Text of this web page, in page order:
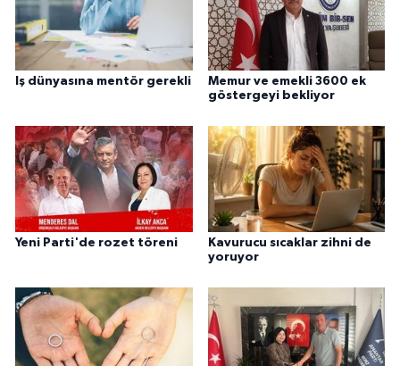
Iş dünyasına mentör gerekli
Memur ve emekli 3600 ek
göstergeyi bekliyor
Yeni Parti'de rozet töreni
Kavurucu sıcaklar zihni de
yoruyor